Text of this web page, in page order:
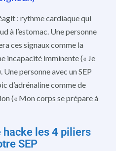
: rythme cardiaque qui
à l’estomac. Une personne
ces signaux comme la
incapacité imminente (« Je
personne avec un SEP
d’adrénaline comme de
(« Mon corps se prépare à
hacke les 4 piliers
SEP